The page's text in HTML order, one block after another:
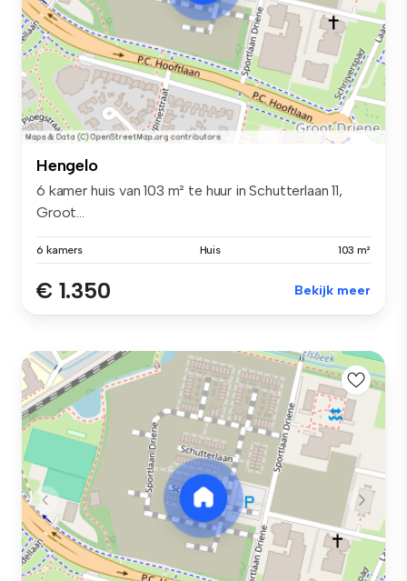
Hengelo
6 kamer huis van 103 m² te huur in Schutterlaan 11,
Groot...
6 kamers Huis 103 m²
€ 1.350 Bekijk meer